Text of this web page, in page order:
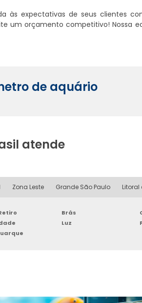
às expectativas de seus clientes
um orçamento competitivo! Nossa
de aquário
atende
Zona Leste Grande São Paulo Litoral
Brás
Luz